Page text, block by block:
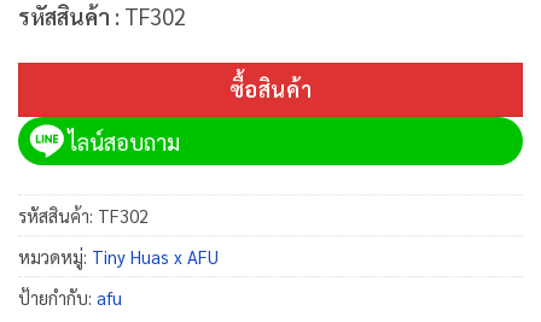
รหัสสินค้า : TF302
ซื้อสินค้า
ไลน์สอบถาม
รหัสสินค้า: TF302
หมวดหมู่: Tiny Huas x AFU
ป้ายกำกับ: afu